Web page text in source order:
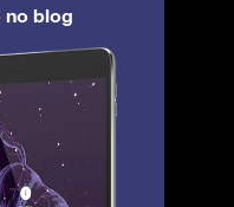
no blog